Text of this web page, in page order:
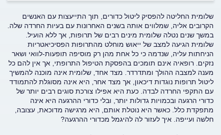
שלומית החליטה להפסיק ליטול כדורים, תוך התייעצות עם האנשים
הקרובים אליה, שמלווים אותה בשנים האחרונות עם בעיות החרדה שלה.
במשך שנים נטלה שלומית מינים רבים של תרופות, אך ללא הועיל.
שלומית הגיעה למצב של ייאוש מוחלט מהתרופות הפסיכיאטריות
הניחתות עליה, שנדמה כי כל אחת מהן רק מוסיפה תופעות-לוואי ושאר
נזקים. רופאיה אינם תומכים בהפסקת הטיפול התרופתי, אך אין להם כל
מענה למצבה ההולך ומתדרדר. מצד אחד, שלומית אינה מוכנה להמשיך
ליטול תרופות נוגדות דיכאון, אך מצד אחר, היא אינה מסוגלת להתמודד
עם התקפי החרדה לבדה. כעת היא אפילו צורכת סוגים רבים יותר של
כדורי הרגעה ובכמויות גדולות יותר, ובלי כדורי ההרגעה היא אינה
מתפקדת כלל. כאשר היא נוטלת אותם, היא מרגישה מדוכאת, עצובה,
חלשה ועייפה. איך לעזור לה להיגמל מכדורי ההרגעה?